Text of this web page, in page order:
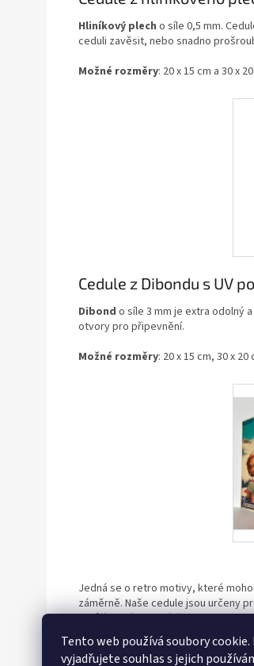
Tento web používá soubory
vyjadřujete souhlas s jejich
Hliníkový plech o síle 0,5 mm.
ceduli zavěsit, nebo snadno
Možné rozměry: 20 x 15 cm a 30 x
Cedule z Dibondu s UV
Dibond o síle 3 mm je extra odolný
otvory pro připevnění.
Možné rozměry: 20 x 15 cm, 30 x 20
Jedná se o retro motivy, které
záměrně. Naše cedule jsou určeny
– může dojít ke ztrátě sytosti barev.